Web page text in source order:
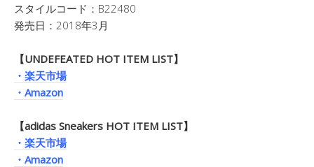
スタイルコード：B22480
発売日：2018年3月
【UNDEFEATED HOT ITEM LIST】
・楽天市場
・Amazon
【adidas Sneakers HOT ITEM LIST】
・楽天市場
・Amazon